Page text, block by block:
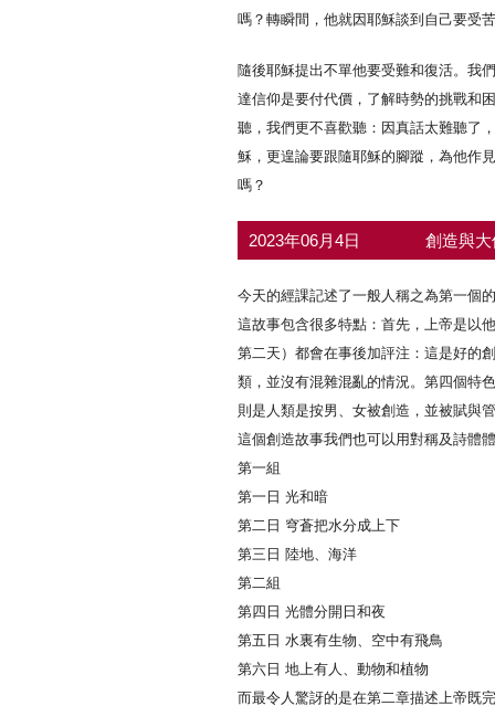
嗎？轉瞬間，他就因耶穌談到自己要受
隨後耶穌提出不單他要受難和復活。我
達信仰是要付代價，了解時勢的挑戰和
聽，我們更不喜歡聽：因真話太難聽了
穌，更遑論要跟隨耶穌的腳蹤，為他作
嗎？
2023年06月4日 創造與
今天的經課記述了一般人稱之為第一個
這故事包含很多特點：首先，上帝是以
第二天）都會在事後加評注：這是好的
類，並沒有混雜混亂的情況。第四個特
則是人類是按男、女被創造，並被賦與
這個創造故事我們也可以用對稱及詩體
第一組
第一日 光和暗
第二日 穹蒼把水分成上下
第三日 陸地、海洋
第二組
第四日 光體分開日和夜
第五日 水裏有生物、空中有飛鳥
第六日 地上有人、動物和植物
而最令人驚訝的是在第二章描述上帝既